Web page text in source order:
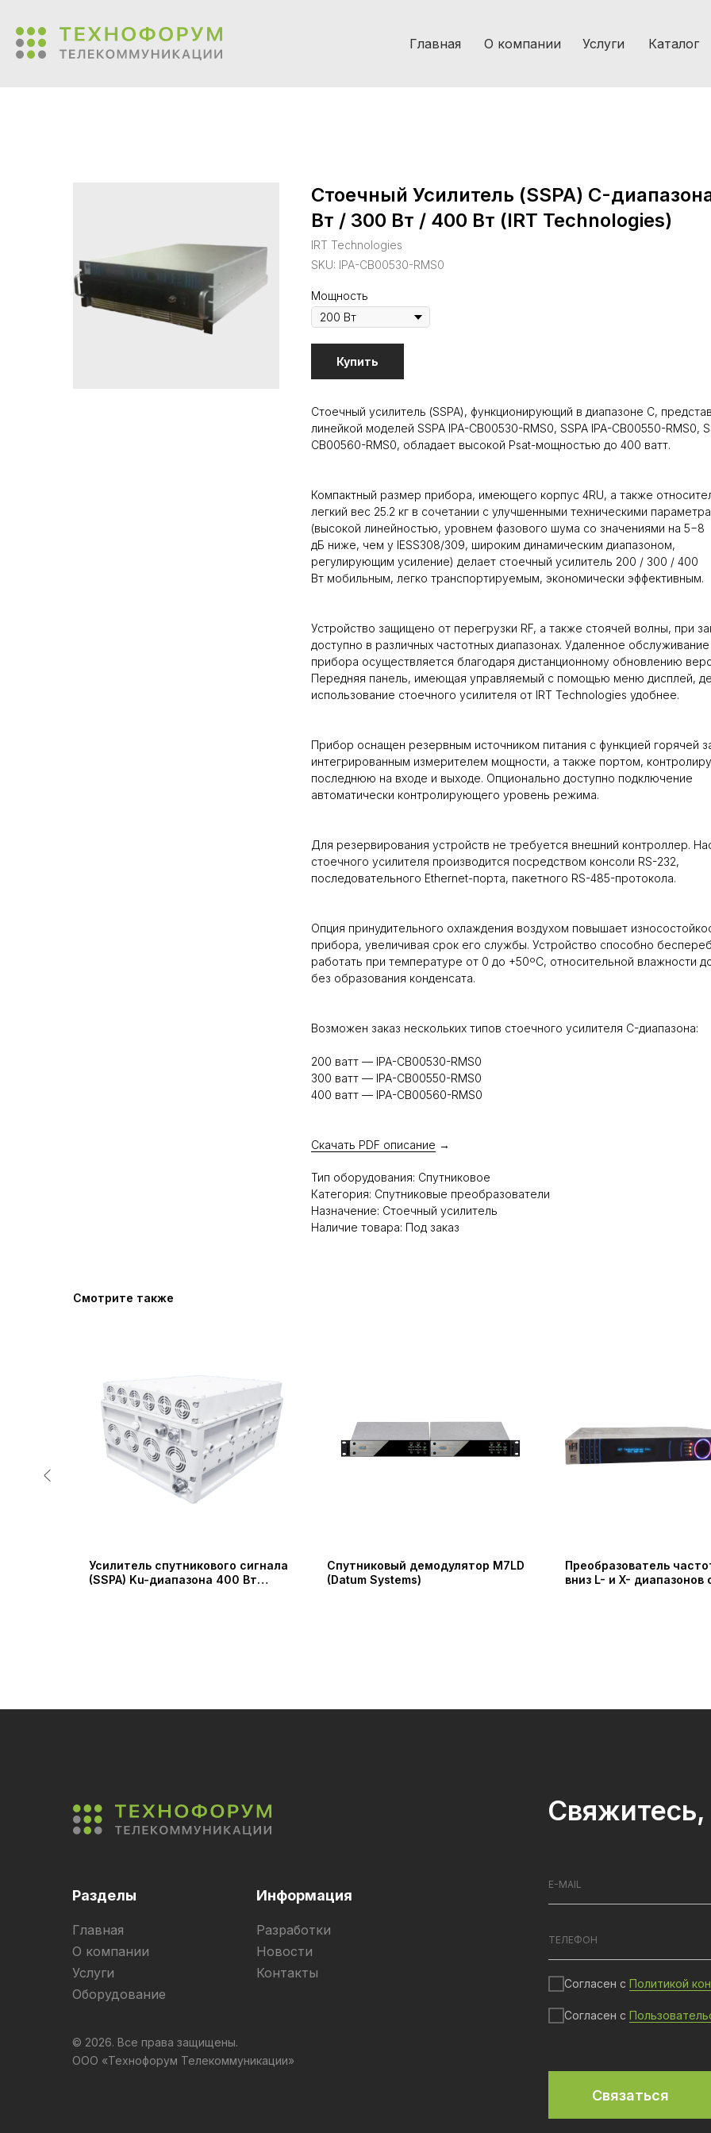
Главная О компании Услуги Каталог
Стоечный Усилитель (SSPA) C-
Вт / 300 Вт / 400 Вт (IRT Technologies)
IRT Technologies
SKU: IPA-CB00530-RMS0
Мощность
Купить
Стоечный усилитель (SSPA), функционирующий в диапазоне С,
линейкой моделей SSPA IPA-CB00530-RMS0, SSPA IPA-CB00550-RMS0,
CB00560-RMS0, обладает высокой Psat-мощностью до 400 ватт.
Компактный размер прибора, имеющего корпус 4RU, а также
легкий вес 25.2 кг в сочетании с улучшенными техническими
(высокой линейностью, уровнем фазового шума со значениями на 5−8
дБ ниже, чем у IESS308/309, широким динамическим диапазоном,
регулирующим усиление) делает стоечный усилитель 200 / 300 / 400
Вт мобильным, легко транспортируемым, экономически эффективным.
Устройство защищено от перегрузки RF, а также стоячей волны, при
доступно в различных частотных диапазонах. Удаленное обслуживание
прибора осуществляется благодаря дистанционному обновлению
Передняя панель, имеющая управляемый с помощью меню дисплей,
использование стоечного усилителя от IRT Technologies удобнее.
Прибор оснащен резервным источником питания с функцией горячей
интегрированным измерителем мощности, а также портом,
последнюю на входе и выходе. Опционально доступно подключение
автоматически контролирующего уровень режима.
Для резервирования устройств не требуется внешний контроллер.
стоечного усилителя производится посредством консоли RS-232,
последовательного Ethernet-порта, пакетного RS-485-протокола.
Опция принудительного охлаждения воздухом повышает
прибора, увеличивая срок его службы. Устройство способно
работать при температуре от 0 до +50ºC, относительной влажности
без образования конденсата.
Возможен заказ нескольких типов стоечного усилителя C-диапазона:
200 ватт — IPA-CB00530-RMS0
300 ватт — IPA-CB00550-RMS0
400 ватт — IPA-CB00560-RMS0
Скачать PDF описание →
Тип оборудования: Спутниковое
Категория: Спутниковые преобразователи
Назначение: Стоечный усилитель
Наличие товара: Под заказ
Смотрите также
Усилитель спутникового сигнала
(SSPA) Ku-диапазона 400 Вт
Спутниковый демодулятор M7LD
(Datum Systems)
Преобразователь
вниз L- и X- диапазонов
Разделы Информация
Главная
О компании
Услуги
Оборудование
Разработки
Новости
Контакты
© 2026. Все права защищены.
ООО «Технофорум Телекоммуникации»
Согласен с Политикой
Согласен с
Связаться
Свяжитесь,